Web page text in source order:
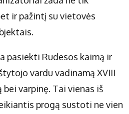
ir pažintį su vietovės
pasiekti Rudesos kaimą ir
vardu vadinamą XVIII
varpinę. Tai vienas iš
progą sustoti ne vien